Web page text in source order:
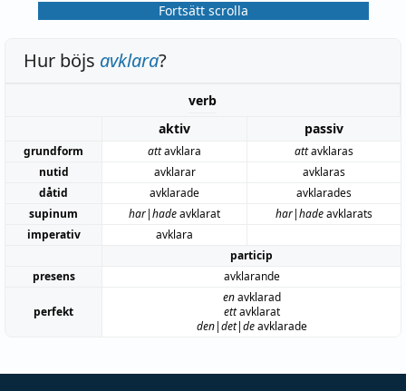
Fortsätt scrolla
Hur böjs avklara?
verb
aktiv
passiv
grundform attavklara attavklaras
nutid
avklarar
avklaras
dåtid
avklarade
avklarades
supinum
har|hadeavklarat har|hadeavklarats
imperativ
avklara
particip
presens
avklarande
perfekt
enavklarad
ettavklarat
den|det|deavklarade